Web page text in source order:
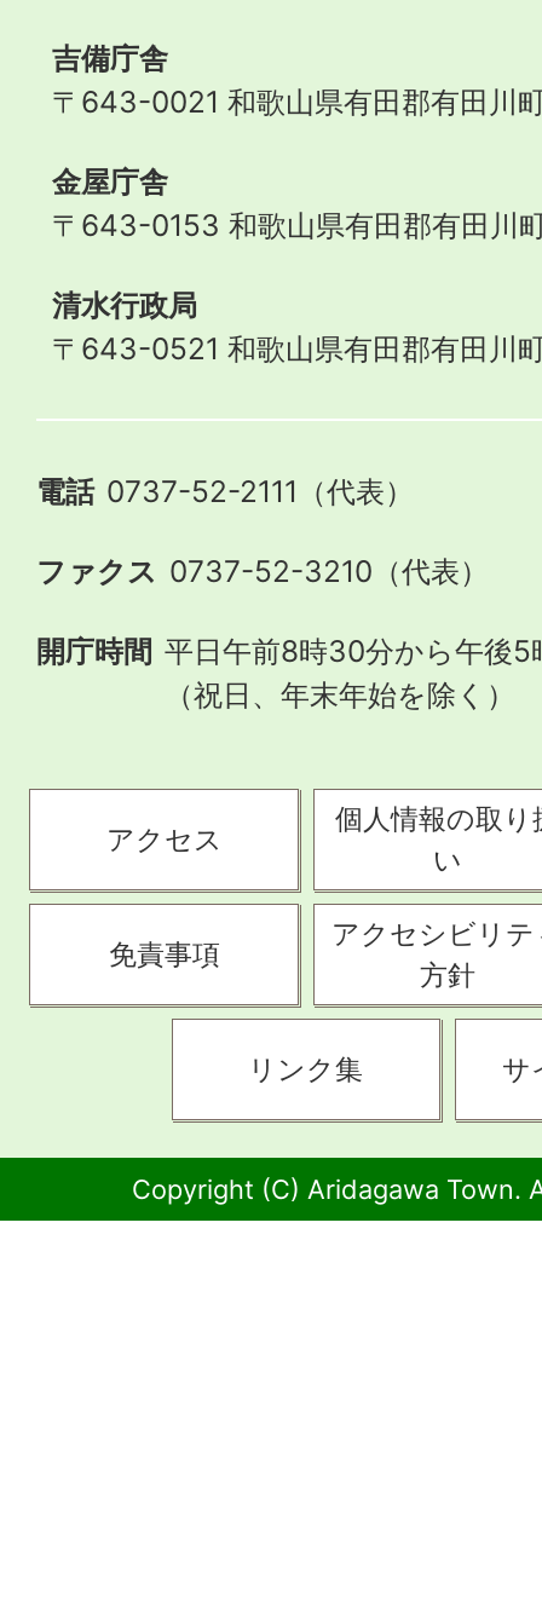
吉備庁舎
〒643-0021 和歌山県有田郡有田川
金屋庁舎
〒643-0153 和歌山県有田郡有田川
清水行政局
〒643-0521 和歌山県有田郡有田川
電話 0737-52-2111（代表）
ファクス 0737-52-3210（代表）
開庁時間 平日午前8時30分から午後5
（祝日、年末年始を除く）
アクセス
個人情報の取り
い
免責事項
アクセシビリテ
方針
リンク集 サ
Copyright (C) Aridagawa Town.